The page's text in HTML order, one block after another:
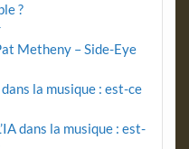
?
Metheny – Side-Eye
dans la musique : est-ce
dans la musique : est-